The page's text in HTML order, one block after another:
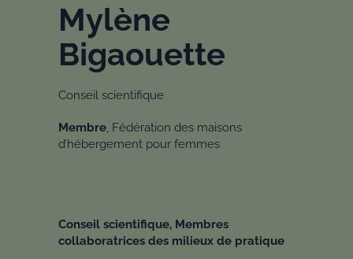
Mylène
Bigaouette
Conseil scientifique
Membre, Fédération des maisons
d’hébergement pour femmes
Conseil scientifique, Membres
collaboratrices des milieux de pratique